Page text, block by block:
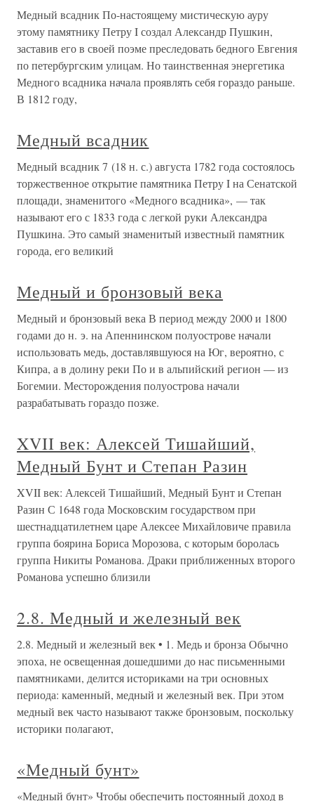
Медный всадник По-настоящему мистическую ауру
этому памятнику Петру I создал Александр Пушкин,
заставив его в своей поэме преследовать бедного Евгения
по петербургским улицам. Но таинственная энергетика
Медного всадника начала проявлять себя гораздо раньше.
В 1812 году,
Медный всадник
Медный всадник 7 (18 н. с.) августа 1782 года состоялось
торжественное открытие памятника Петру I на Сенатской
площади, знаменитого «Медного всадника», — так
называют его с 1833 года с легкой руки Александра
Пушкина. Это самый знаменитый известный памятник
города, его великий
Медный и бронзовый века
Медный и бронзовый века В период между 2000 и 1800
годами до н. э. на Апеннинском полуострове начали
использовать медь, доставлявшуюся на Юг, вероятно, с
Кипра, а в долину реки По и в альпийский регион — из
Богемии. Месторождения полуострова начали
разрабатывать гораздо позже.
XVII век: Алексей Тишайший,
Медный Бунт и Степан Разин
XVII век: Алексей Тишайший, Медный Бунт и Степан
Разин С 1648 года Московским государством при
шестнадцатилетнем царе Алексее Михайловиче правила
группа боярина Бориса Морозова, с которым боролась
группа Никиты Романова. Драки приближенных второго
Романова успешно близили
2.8. Медный и железный век
2.8. Медный и железный век • 1. Медь и бронза Обычно
эпоха, не освещенная дошедшими до нас письменными
памятниками, делится историками на три основных
периода: каменный, медный и железный век. При этом
медный век часто называют также бронзовым, поскольку
историки полагают,
«Медный бунт»
«Медный бунт» Чтобы обеспечить постоянный доход в